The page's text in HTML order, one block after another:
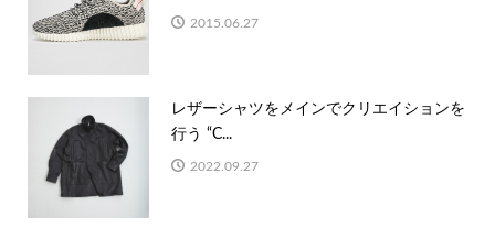
2015.06.27
レザーシャツをメインでクリエイションを
行う “C...
2022.09.27